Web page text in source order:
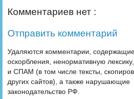
Комментариев нет :
Отправить комментарий
Удаляются комментарии,
оскорбления, ненормативную
и СПАМ (в том числе тексты,
других сайтов), а также нарушающие
законодательство РФ.